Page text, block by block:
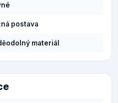
postava
materiál